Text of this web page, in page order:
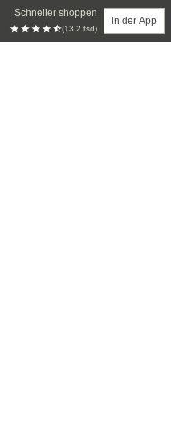
Schneller shoppen
(13.2 tsd)
in der App